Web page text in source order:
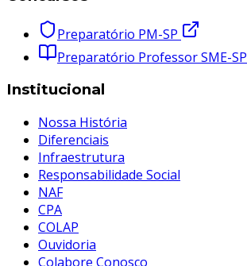
Preparatório PM-SP
Preparatório Professor SME-SP
Institucional
Nossa História
Diferenciais
Infraestrutura
Responsabilidade Social
NAF
CPA
COLAP
Ouvidoria
Colabore Conosco